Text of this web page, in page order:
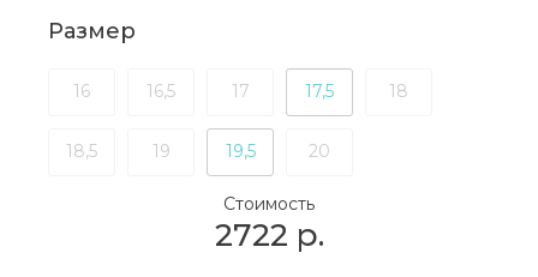
Размер
16 16,5 17 17,5 18
18,5 19 19,5 20
Стоимость
2722 р.